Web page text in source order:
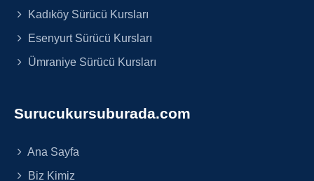
Kadıköy Sürücü Kursları
Esenyurt Sürücü Kursları
Ümraniye Sürücü Kursları
Surucukursuburada.com
Ana Sayfa
Biz Kimiz